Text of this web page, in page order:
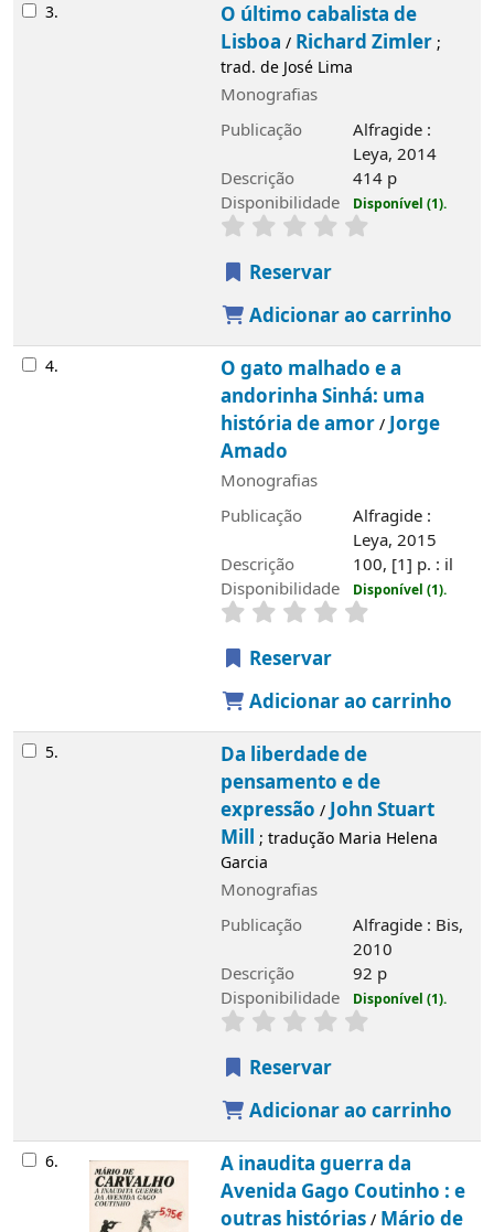
3.
O último cabalista de
Lisboa / Richard Zimler;
trad. de José Lima
Monografias
Publicação
Alfragide :
Leya, 2014
Descrição
414 p
Disponibilidade
Disponível (1).
Reservar
Adicionar ao carrinho
4.
O gato malhado e a
andorinha Sinhá: uma
história de amor/Jorge
Amado
Monografias
Publicação
Alfragide :
Leya, 2015
Descrição
100, [1] p. : il
Disponibilidade
Disponível (1).
Reservar
Adicionar ao carrinho
5.
Da liberdade de
pensamento e de
expressão /John Stuart
Mill ; tradução Maria Helena
Garcia
Monografias
Publicação
Alfragide : Bis,
2010
Descrição
92 p
Disponibilidade
Disponível (1).
Reservar
Adicionar ao carrinho
6.
A inaudita guerra da
Avenida Gago Coutinho : e
outras histórias/ Mário de